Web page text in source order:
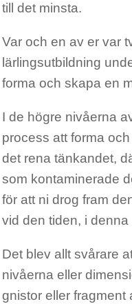
till det minsta.
Var och en av er var
lärlingsutbildning
forma och skapa en
I de högre nivåerna
process att forma
det rena tänkandet,
som kontaminerade
för att ni drog fram
vid den tiden, i
Det blev allt svårare
nivåerna eller
gnistor eller fragment